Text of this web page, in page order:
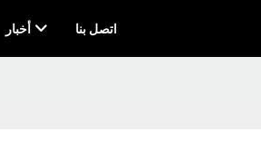
أخبار اتصل بنا